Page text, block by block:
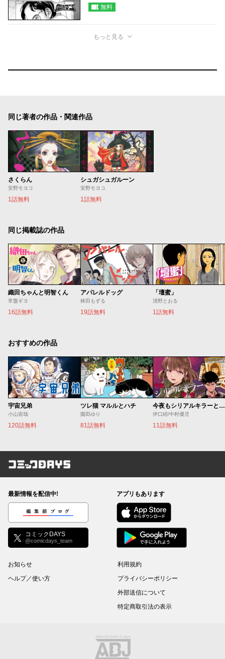
無料
もっと見る
同じ著者の作品・関連作品
さくらん
安野モヨコ
1話無料
シュガシュガルーン
安野モヨコ
1話無料
同じ掲載誌の作品
織田ちゃんと明智くん
常盤ギヨ
16話無料
アパレルドッグ
林田もずる
19話無料
「壇蜜」
清野とおる
1話無料
おすすめの作品
宇宙兄弟
小山宙哉
120話無料
ツレ猫 マルルとハチ
園田ゆり
81話無料
今夜もシリアルキラーと待ち合わせ
伊口紺/中村優児
11話無料
コミックDAYS
最新情報を配信中!
編集部ブログ
コミックDAYS
@comicdays_team
アプリもあります
お知らせ
ヘルプ／使い方
利用規約
プライバシーポリシー
外部送信について
特定商取引法の表示